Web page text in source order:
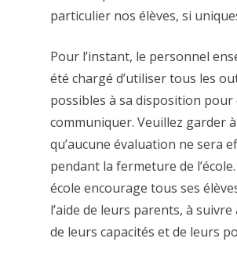
particulier nos élèves, si
Pour l’instant, le personnel
été chargé d’utiliser tous les
possibles à sa disposition
communiquer. Veuillez garder
qu’aucune évaluation ne sera
pendant la fermeture de
école encourage tous ses
l’aide de leurs parents, à
de leurs capacités et de leurs